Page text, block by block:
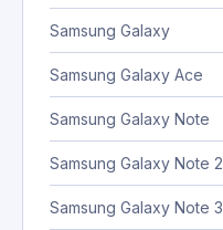
Samsung Galaxy
Samsung Galaxy Ace
Samsung Galaxy Note
Samsung Galaxy Note 2
Samsung Galaxy Note 3